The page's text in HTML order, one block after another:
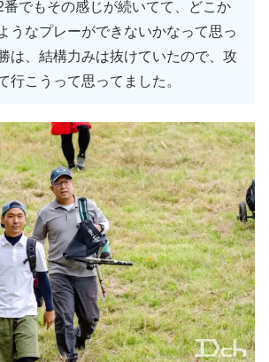
でもその感じが続いてて、どこか
うなプレーができないかなって思っ
は、結構力みは抜けていたので、攻
行こうって思ってました。